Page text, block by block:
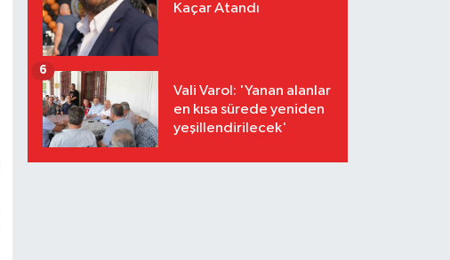
Kaçar Atandı
Vali Varol: 'Yanan alanlar
en kısa sürede yeniden
yeşillendirilecek'
6